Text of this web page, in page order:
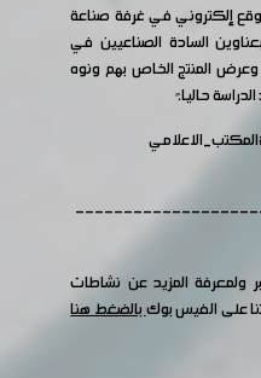
إلكتروني في غرفة صناعة
السادة الصناعيين في
المنتج الخاص بهم ونوه
حاليا.ً
ولمعرفة المزيد عن نشاطات
على الفيس بوكبالضغط هنا